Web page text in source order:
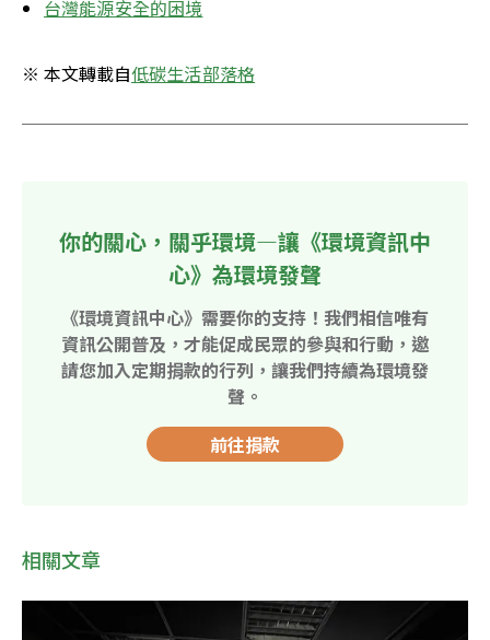
台灣能源安全的困境
※ 本文轉載自低碳生活部落格
你的關心，關乎環境—讓《環境資訊中
心》為環境發聲
《環境資訊中心》需要你的支持！我們相信唯有
資訊公開普及，才能促成民眾的參與和行動，邀
請您加入定期捐款的行列，讓我們持續為環境發
聲。
前往捐款
相關文章